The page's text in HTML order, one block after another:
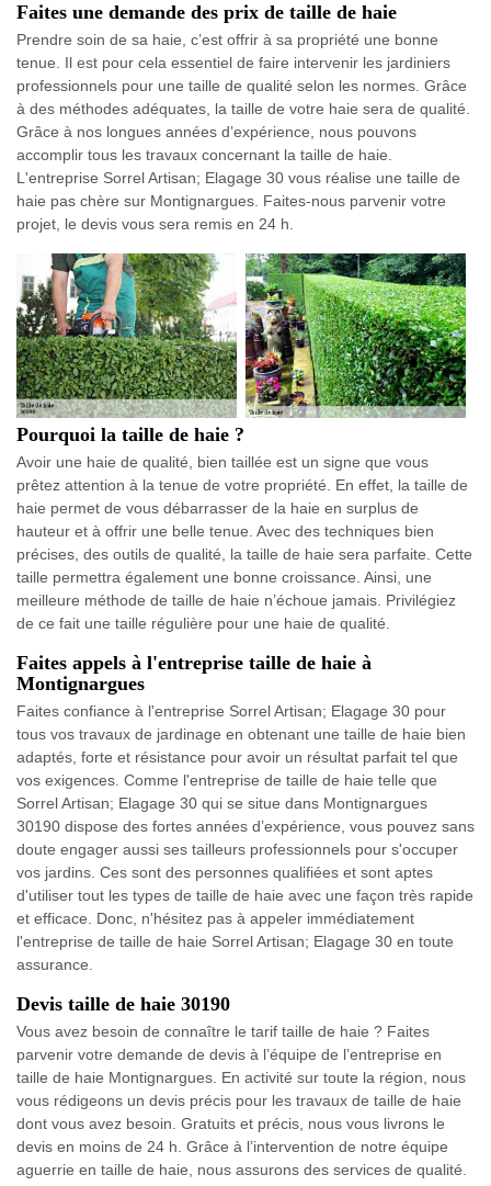
Faites une demande des prix de taille de haie
Prendre soin de sa haie, c’est offrir à sa propriété une bonne
tenue. Il est pour cela essentiel de faire intervenir les jardiniers
professionnels pour une taille de qualité selon les normes. Grâce
à des méthodes adéquates, la taille de votre haie sera de qualité.
Grâce à nos longues années d’expérience, nous pouvons
accomplir tous les travaux concernant la taille de haie.
L'entreprise Sorrel Artisan; Elagage 30 vous réalise une taille de
haie pas chère sur Montignargues. Faites-nous parvenir votre
projet, le devis vous sera remis en 24 h.
Pourquoi la taille de haie ?
Avoir une haie de qualité, bien taillée est un signe que vous
prêtez attention à la tenue de votre propriété. En effet, la taille de
haie permet de vous débarrasser de la haie en surplus de
hauteur et à offrir une belle tenue. Avec des techniques bien
précises, des outils de qualité, la taille de haie sera parfaite. Cette
taille permettra également une bonne croissance. Ainsi, une
meilleure méthode de taille de haie n’échoue jamais. Privilégiez
de ce fait une taille régulière pour une haie de qualité.
Faites appels à l'entreprise taille de haie à
Montignargues
Faites confiance à l'entreprise Sorrel Artisan; Elagage 30 pour
tous vos travaux de jardinage en obtenant une taille de haie bien
adaptés, forte et résistance pour avoir un résultat parfait tel que
vos exigences. Comme l'entreprise de taille de haie telle que
Sorrel Artisan; Elagage 30 qui se situe dans Montignargues
30190 dispose des fortes années d’expérience, vous pouvez sans
doute engager aussi ses tailleurs professionnels pour s'occuper
vos jardins. Ces sont des personnes qualifiées et sont aptes
d'utiliser tout les types de taille de haie avec une façon très rapide
et efficace. Donc, n'hésitez pas à appeler immédiatement
l'entreprise de taille de haie Sorrel Artisan; Elagage 30 en toute
assurance.
Devis taille de haie 30190
Vous avez besoin de connaître le tarif taille de haie ? Faites
parvenir votre demande de devis à l’équipe de l’entreprise en
taille de haie Montignargues. En activité sur toute la région, nous
vous rédigeons un devis précis pour les travaux de taille de haie
dont vous avez besoin. Gratuits et précis, nous vous livrons le
devis en moins de 24 h. Grâce à l’intervention de notre équipe
aguerrie en taille de haie, nous assurons des services de qualité.